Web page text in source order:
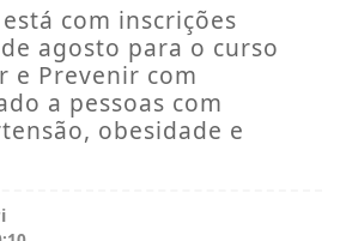
com inscrições
agosto para o curso
e Prevenir com
a pessoas com
obesidade e